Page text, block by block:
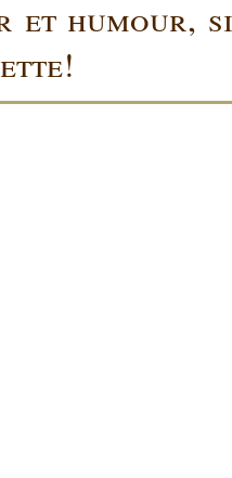
et humour,